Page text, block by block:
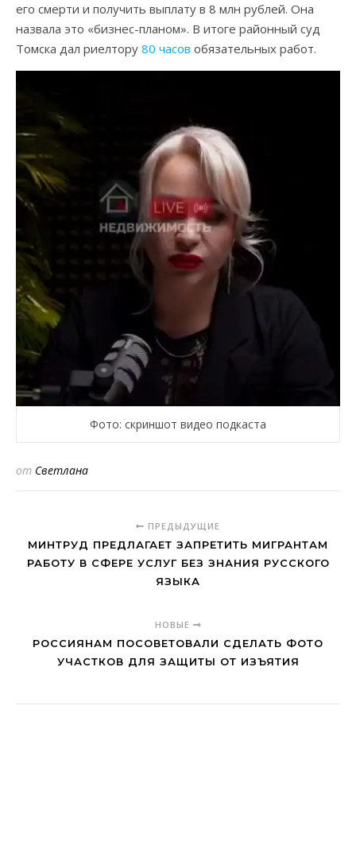
его смерти и получить выплату в 8 млн рублей. Она
назвала это «бизнес-планом». В итоге районный суд
Томска дал риелтору 80 часов обязательных работ.
Фото: скриншот видео подкаста
от Светлана
ПРЕДЫДУЩИЕ
МИНТРУД ПРЕДЛАГАЕТ ЗАПРЕТИТЬ МИГРАНТАМ
РАБОТУ В СФЕРЕ УСЛУГ БЕЗ ЗНАНИЯ РУССКОГО
ЯЗЫКА
НОВЫЕ
РОССИЯНАМ ПОСОВЕТОВАЛИ СДЕЛАТЬ ФОТО
УЧАСТКОВ ДЛЯ ЗАЩИТЫ ОТ ИЗЪЯТИЯ